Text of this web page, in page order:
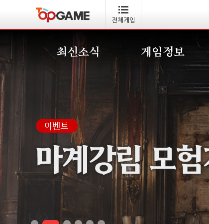
전체게임
최신소식 게임정보